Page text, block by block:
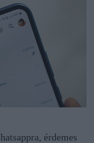
érdemes